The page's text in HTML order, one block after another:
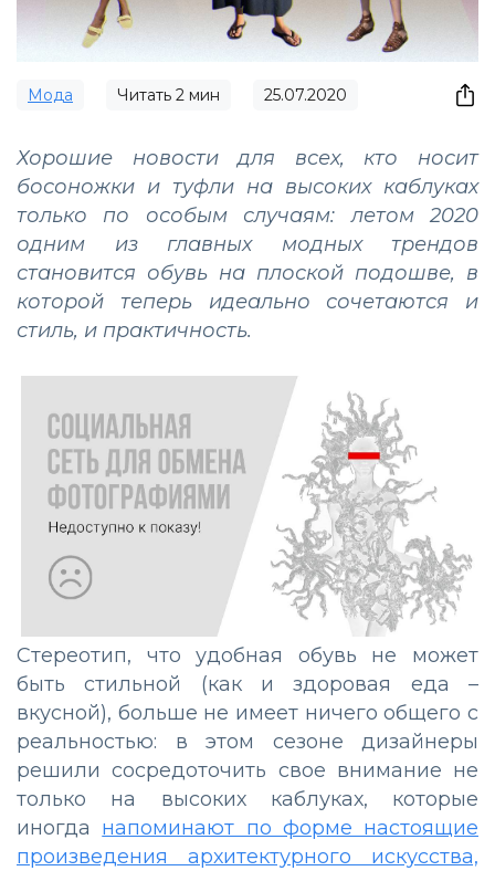
Мода Читать 2 мин 25.07.2020
Хорошие новости для всех, кто носит
босоножки и туфли на высоких каблуках
только по особым случаям: летом 2020
одним из главных модных трендов
становится обувь на плоской подошве, в
которой теперь идеально сочетаются и
стиль, и практичность.
Стереотип, что удобная обувь не может
быть стильной (как и здоровая еда –
вкусной), больше не имеет ничего общего с
реальностью: в этом сезоне дизайнеры
решили сосредоточить свое внимание не
только на высоких каблуках, которые
иногда напоминают по форме настоящие
произведения архитектурного искусства,